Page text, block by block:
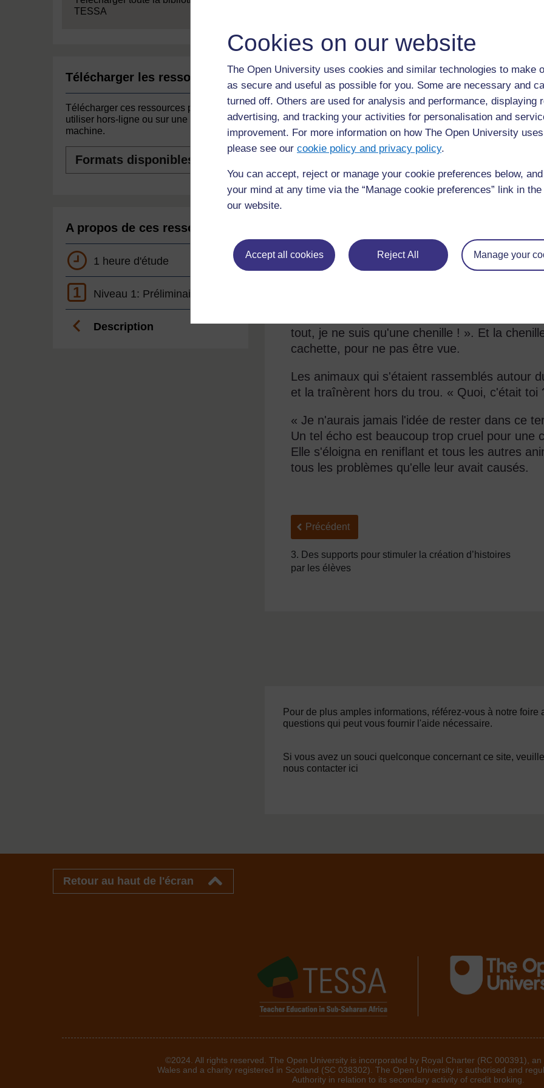
Cookies on our website
The Open University uses cookies and similar technologies to make
as secure and useful as possible for you. Some are necessary and
turned off. Others are used for analysis and performance, displaying
advertising, and tracking your activities for personalisation and
improvement. For more information on how The Open University
please see our cookie policy and privacy policy.
You can accept, reject or manage your cookie preferences below,
your mind at any time via the “Manage cookie preferences” link in
our website.
Accept all cookies Reject All Manage your
TESSA
Télécharger les ressources
Télécharger ces ressources pour les
utiliser hors-ligne ou sur une autre
machine.
disponibles
A propos de ces ressources
1 heure d'étude
1 Niveau 1: Préliminaire
Description
Puis le lièvre alla chercher le rhinocéros. «
des bêtes », gronda le rhinocéros. Le
grogna et donna des coups de patte au sol
rhinocéros demanda qui était à l'intérieur et
chenille, il pensa : « Comment, il dit qu'il peut
comme l'éclair à travers la forêt.
Le lièvre au bord de la folie essaya l'éléphant
comme les autres, lorsqu'il entendit la
aucune envie d'être piétiné et réduit en
À présent désespéré, le lièvre demanda à
pouvait demander à la créature qui avait
son logis. La grenouille sur le seuil de la
l'intérieur. Elle reçut la même réponse que
s'approcha et hurla : « Moi, qui suis la plus
C'est moi qui écrase ceux qui écrasent les
pattes ceux qui piétinent les éléphants !"
Lorsque la chenille à l'intérieur du terrier du
Elle sentait l'ombre de la grenouille se
tout, je ne suis qu'une chenille ! ». Et la
cachette, pour ne pas être vue.
Les animaux qui s'étaient rassemblés autour
et la traînèrent hors du trou. « Quoi, c'était
« Je n'aurais jamais l'idée de rester dans ce
Un tel écho est beaucoup trop cruel pour une
Elle s'éloigna en reniflant et tous les autres
tous les problèmes qu'elle leur avait causés.
Précédent
Précédent
3. Des supports pour stimuler la création d’histoires
par les élèves
Pour de plus amples informations, référez-vous à notre foire
questions qui peut vous fournir l'aide nécessaire.
Si vous avez un souci quelconque concernant ce site,
nous contacter ici
Retour au haut de l'écran
©2024. All rights reserved. The Open University is incorporated by Royal Charter (RC 000391),
Wales and a charity registered in Scotland (SC 038302). The Open University is authorised and
Authority in relation to its secondary activity of credit broking.